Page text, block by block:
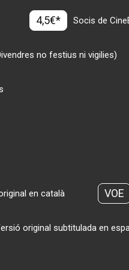
4,5€* Socis de
no festius ni vigilies)
en català VOE
original subtitulada en